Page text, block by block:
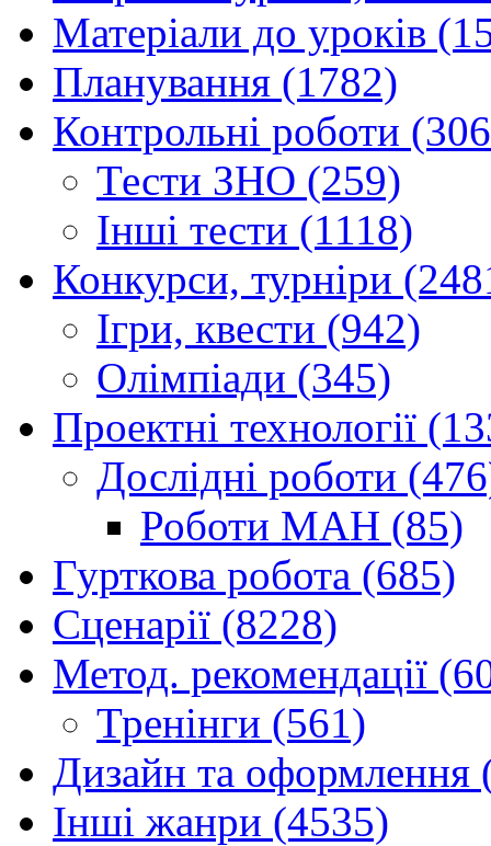
Матеріали до уроків
Планування (1782)
Контрольні роботи
Тести ЗНО (259)
Інші тести (1118)
Конкурси, турніри
Ігри, квести (942)
Олімпіади (345)
Проектні технології
Дослідні роботи
Роботи МАН (85)
Гурткова робота (685)
Сценарії (8228)
Метод. рекомендації
Тренінги (561)
Дизайн та оформлення
Інші жанри (4535)